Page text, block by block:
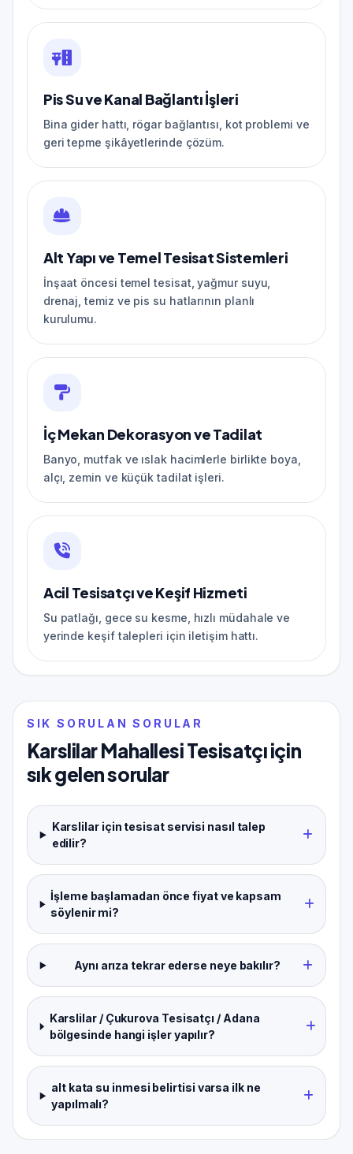
Pis Su ve Kanal Bağlantı İşleri
Bina gider hattı, rögar bağlantısı, kot problemi ve
geri tepme şikâyetlerinde çözüm.
Alt Yapı ve Temel Tesisat Sistemleri
İnşaat öncesi temel tesisat, yağmur suyu,
drenaj, temiz ve pis su hatlarının planlı
kurulumu.
İç Mekan Dekorasyon ve Tadilat
Banyo, mutfak ve ıslak hacimlerle birlikte boya,
alçı, zemin ve küçük tadilat işleri.
Acil Tesisatçı ve Keşif Hizmeti
Su patlağı, gece su kesme, hızlı müdahale ve
yerinde keşif talepleri için iletişim hattı.
SIK SORULAN SORULAR
Karslilar Mahallesi Tesisatçı için
sık gelen sorular
Karslilar için tesisat servisi nasıl talep
edilir?
İşleme başlamadan önce fiyat ve kapsam
söylenir mi?
Aynı arıza tekrar ederse neye bakılır?
Karslilar / Çukurova Tesisatçı / Adana
bölgesinde hangi işler yapılır?
alt kata su inmesi belirtisi varsa ilk ne
yapılmalı?